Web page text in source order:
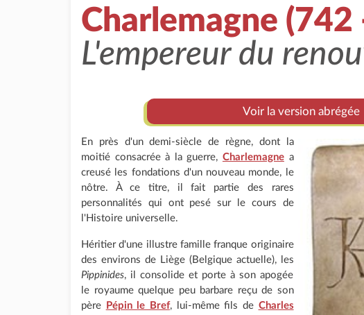
Charlemagne (742
L'empereur du
Voir la version abrégée
En près d'un demi-siècle de règne, dont la
moitié consacrée à la guerre, Charlemagnea
creusé les fondations d'un nouveau monde, le
nôtre. À ce titre, il fait partie des rares
personnalités qui ont pesé sur le cours de
l'Histoire universelle.
Héritier d'une illustre famille franque originaire
des environs de Liège (Belgique actuelle), les
Pippinides, il consolide et porte à son apogée
le royaume quelque peu barbare reçu de son
père
Pépin le Bref, lui-même fils de Charles